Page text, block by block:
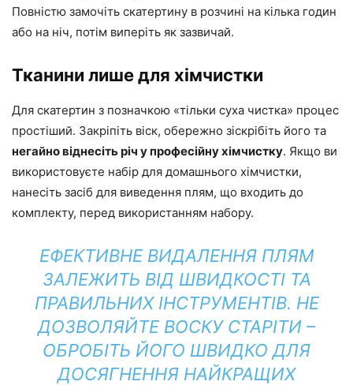
Повністю замочіть скатертину в розчині на кілька годин
або на ніч, потім виперіть як зазвичай.
Тканини лише для хімчистки
Для скатертин з позначкою «тільки суха чистка» процес
простіший. Закріпіть віск, обережно зіскрібіть його та
негайно віднесіть річ у професійну хімчистку. Якщо ви
використовуєте набір для домашнього хімчистки,
нанесіть засіб для виведення плям, що входить до
комплекту, перед використанням набору.
ЕФЕКТИВНЕ ВИДАЛЕННЯ ПЛЯМ
ЗАЛЕЖИТЬ ВІД ШВИДКОСТІ ТА
ПРАВИЛЬНИХ ІНСТРУМЕНТІВ. НЕ
ДОЗВОЛЯЙТЕ ВОСКУ СТАРІТИ –
ОБРОБІТЬ ЙОГО ШВИДКО ДЛЯ
ДОСЯГНЕННЯ НАЙКРАЩИХ